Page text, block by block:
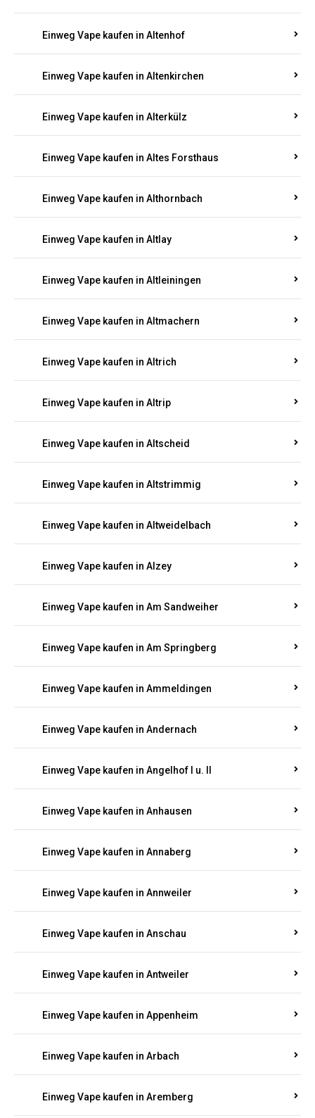
Einweg Vape kaufen in Altenhof
Einweg Vape kaufen in Altenkirchen
Einweg Vape kaufen in Alterkülz
Einweg Vape kaufen in Altes Forsthaus
Einweg Vape kaufen in Althornbach
Einweg Vape kaufen in Altlay
Einweg Vape kaufen in Altleiningen
Einweg Vape kaufen in Altmachern
Einweg Vape kaufen in Altrich
Einweg Vape kaufen in Altrip
Einweg Vape kaufen in Altscheid
Einweg Vape kaufen in Altstrimmig
Einweg Vape kaufen in Altweidelbach
Einweg Vape kaufen in Alzey
Einweg Vape kaufen in Am Sandweiher
Einweg Vape kaufen in Am Springberg
Einweg Vape kaufen in Ammeldingen
Einweg Vape kaufen in Andernach
Einweg Vape kaufen in Angelhof I u. II
Einweg Vape kaufen in Anhausen
Einweg Vape kaufen in Annaberg
Einweg Vape kaufen in Annweiler
Einweg Vape kaufen in Anschau
Einweg Vape kaufen in Antweiler
Einweg Vape kaufen in Appenheim
Einweg Vape kaufen in Arbach
Einweg Vape kaufen in Aremberg